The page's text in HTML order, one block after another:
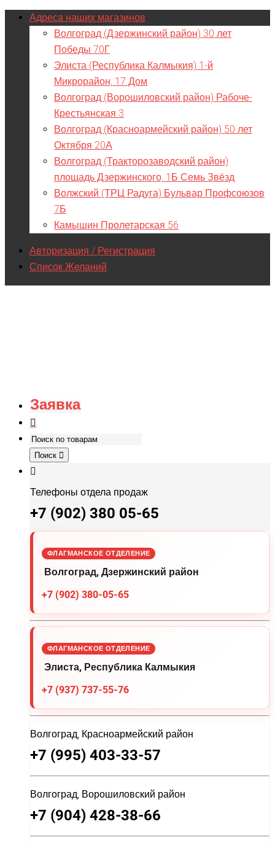
Адреса наших магазинов
Волгоград (Дзержинский район) 30 лет
Победы 70Г
Элиста (Республика Калмыкия) 1-й
Микрорайон, 17 Дом
Волгоград (Ворошиловский район) Рабоче-
Крестьянская 3
Волгоград (Красноармейский район) 50 лет
Октября 20А
Волгоград (Тракторозаводский район)
площадь Дзержинского, 1Б Семь Звёзд
Волжский (ТРЦ Радуга) Бульвар Профсоюзов
7Б
Камышин Пролетарская 56
Авторизация / Регистрация
Список Желаний
Заявка
Поиск
Телефоны отдела продаж
+7 (902) 380 05-65
ФЛАГМАНСКОЕ ОТДЕЛЕНИЕ
Волгоград, Дзержинский район
+7 (902) 380-05-65
ФЛАГМАНСКОЕ ОТДЕЛЕНИЕ
Элиста, Республика Калмыкия
+7 (937) 737-55-76
Волгоград, Красноармейский район
+7 (995) 403-33-57
Волгоград, Ворошиловский район
+7 (904) 428-38-66